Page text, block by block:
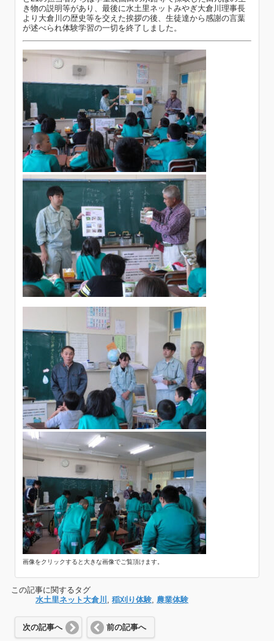
き物の説明等があり、最後に水土里ネットみやぎ大倉川理事長
より大倉川の歴史等を交えた挨拶の後、生徒達から感謝の言葉
が述べられ体験学習の一切を終了しました。
画像をクリックすると大きな画像でご覧頂けます。
この記事に関するタグ
水土里ネット大倉川 ,稲刈り体験, 農業体験
次の記事へ 前の記事へ